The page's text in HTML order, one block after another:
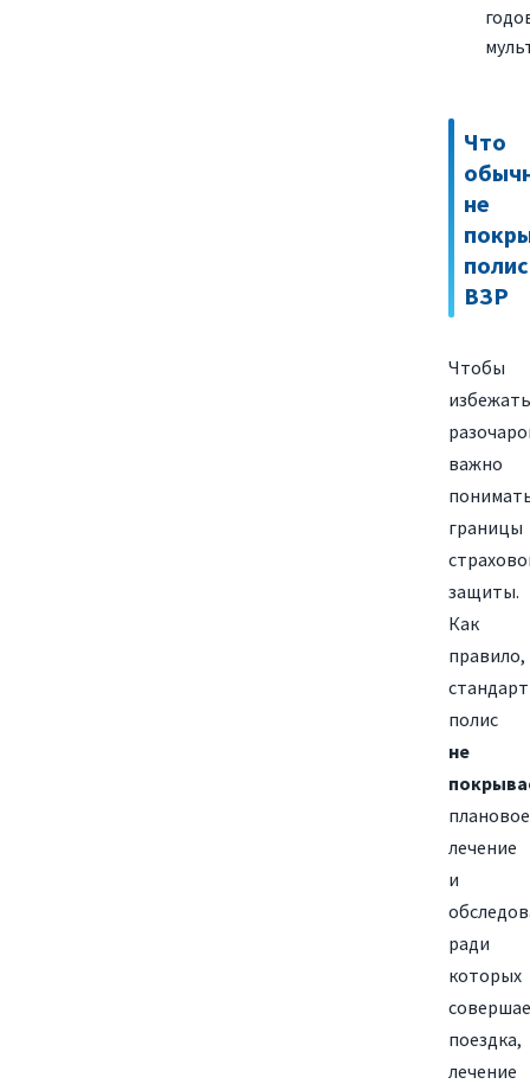
Что
не
полис
ВЗР
Чтобы
избежать
важно
границы
защиты.
Как
правило,
полис
не
плановое
лечение
и
ради
которых
поездка,
лечение